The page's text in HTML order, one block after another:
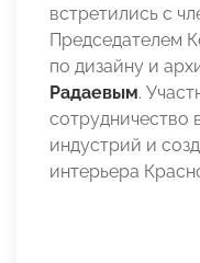
встретились с
по дизайну и
Радаевым.
сотрудничество
индустрий и
интерьера